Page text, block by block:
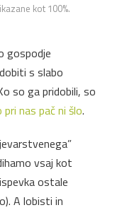
kot 100%.
gospodje
s slabo
so ga pridobili, so
nas pač ni šlo.
vsaj kot
ostale
A lobisti in